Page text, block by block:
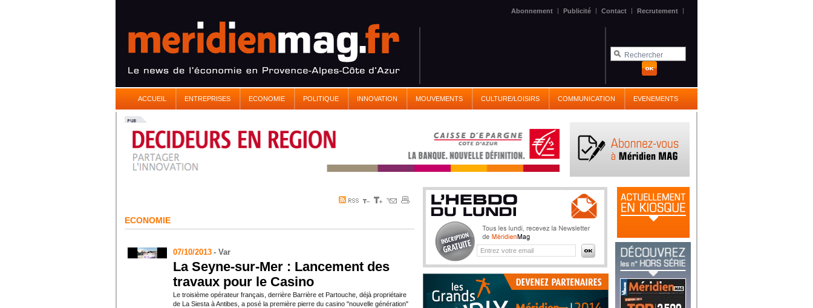
Abonnement | Publicité | Contact | Recrutement |
ACCUEIL ENTREPRISES ECONOMIE POLITIQUE INNOVATION MOUVEMENTS CULTURE/LOISIRS COMMUNICATION EVENEMENTS
ECONOMIE
07/10/2013 - Var
La Seyne-sur-Mer : Lancement des
travaux pour le Casino
Le troisième opérateur français, derrière Barrière et Partouche, déjà propriétaire
de La Siesta à Antibes, a posé la première pierre du casino "nouvelle génération"